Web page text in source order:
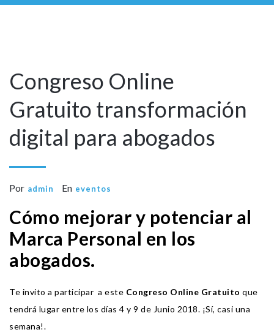
Congreso Online
Gratuito transformación
digital para abogados
Por admin En eventos
Cómo mejorar y potenciar al
Marca Personal en los
abogados.
Te invito a participar a este Congreso Online Gratuito que
tendrá lugar entre los días 4 y 9 de Junio 2018. ¡Sí, casi una
semana!.